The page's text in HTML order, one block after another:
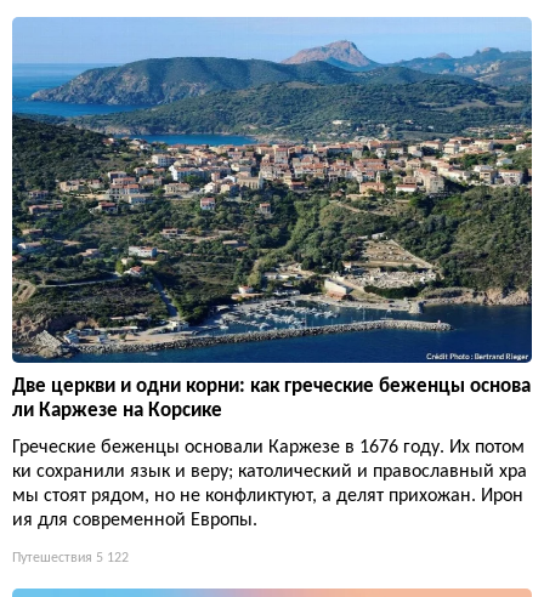
Две церкви и одни корни: как греческие беженцы основа
ли Каржезе на Корсике
Греческие беженцы основали Каржезе в 1676 году. Их потом
ки сохранили язык и веру; католический и православный хра
мы стоят рядом, но не конфликтуют, а делят прихожан. Ирон
ия для современной Европы.
Путешествия 5 122